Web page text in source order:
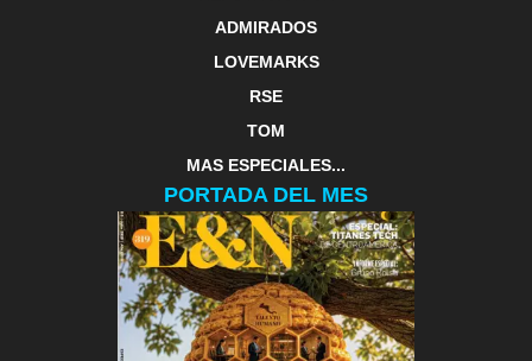
ADMIRADOS
LOVEMARKS
RSE
TOM
MAS ESPECIALES...
PORTADA DEL MES